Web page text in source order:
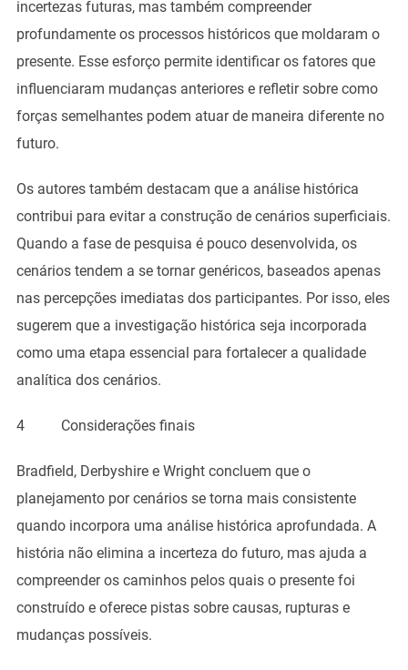
incertezas futuras, mas também compreender
profundamente os processos históricos que moldaram o
presente. Esse esforço permite identificar os fatores que
influenciaram mudanças anteriores e refletir sobre como
forças semelhantes podem atuar de maneira diferente no
futuro.
Os autores também destacam que a análise histórica
contribui para evitar a construção de cenários superficiais.
Quando a fase de pesquisa é pouco desenvolvida, os
cenários tendem a se tornar genéricos, baseados apenas
nas percepções imediatas dos participantes. Por isso, eles
sugerem que a investigação histórica seja incorporada
como uma etapa essencial para fortalecer a qualidade
analítica dos cenários.
4 Considerações finais
Bradfield, Derbyshire e Wright concluem que o
planejamento por cenários se torna mais consistente
quando incorpora uma análise histórica aprofundada. A
história não elimina a incerteza do futuro, mas ajuda a
compreender os caminhos pelos quais o presente foi
construído e oferece pistas sobre causas, rupturas e
mudanças possíveis.